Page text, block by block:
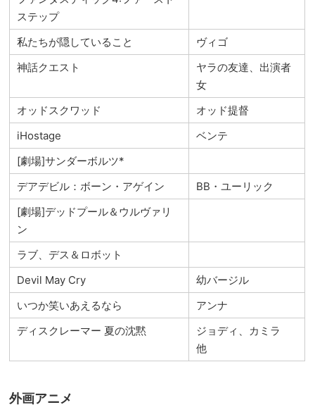
ステップ
私たちが隠していること
ヴィゴ
神話クエスト
ヤラの友達、出演者
女
オッドスクワッド
オッド提督
iHostage
ベンテ
[劇場]サンダーボルツ*
デアデビル：ボーン・アゲイン
BB・ユーリック
[劇場]デッドプール＆ウルヴァリ
ン
ラブ、デス＆ロボット
Devil May Cry
幼バージル
いつか笑いあえるなら
アンナ
ディスクレーマー 夏の沈黙
ジョディ、カミラ
他
外画アニメ